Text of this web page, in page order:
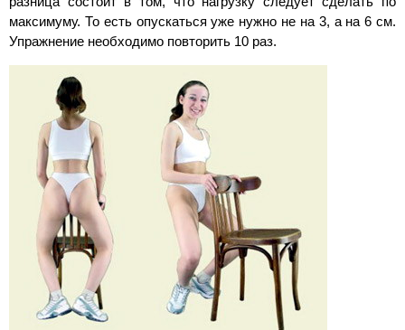
максимуму. То есть опускаться уже нужно не на 3, а на 6 см.
Упражнение необходимо повторить 10 раз.